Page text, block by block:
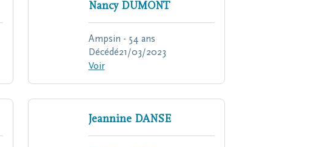
Nancy DUMONT
Ampsin - 54 ans
Décédé21/03/2023
Voir
Jeannine DANSE